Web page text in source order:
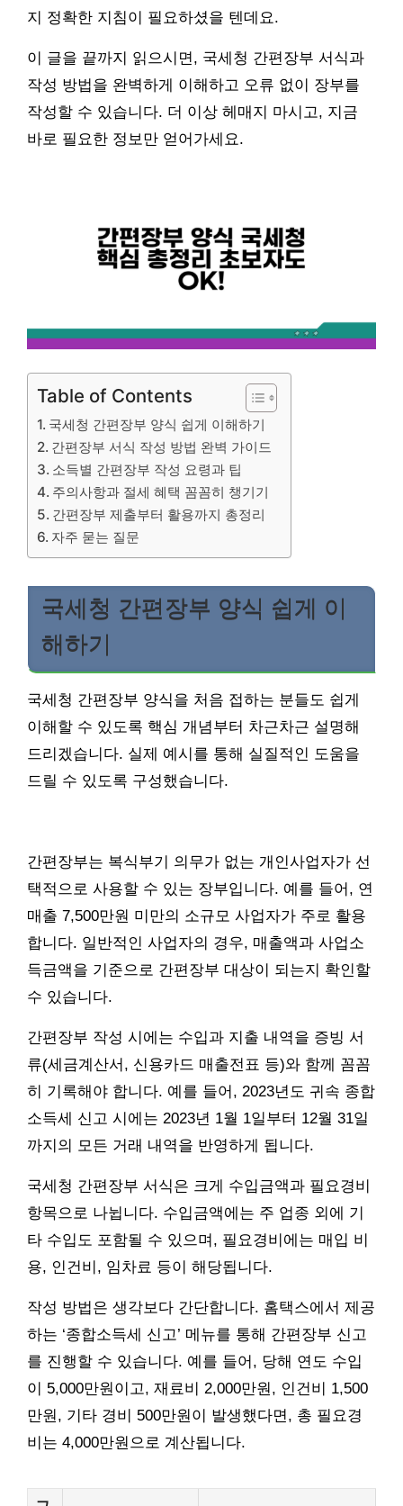
지 정확한 지침이 필요하셨을 텐데요.
이 글을 끝까지 읽으시면, 국세청 간편장부 서식과
작성 방법을 완벽하게 이해하고 오류 없이 장부를
작성할 수 있습니다. 더 이상 헤매지 마시고, 지금
바로 필요한 정보만 얻어가세요.
Table of Contents
국세청 간편장부 양식 쉽게 이해하기
간편장부 서식 작성 방법 완벽 가이드
소득별 간편장부 작성 요령과 팁
주의사항과 절세 혜택 꼼꼼히 챙기기
간편장부 제출부터 활용까지 총정리
자주 묻는 질문
국세청 간편장부 양식 쉽게 이
해하기
국세청 간편장부 양식을 처음 접하는 분들도 쉽게
이해할 수 있도록 핵심 개념부터 차근차근 설명해
드리겠습니다. 실제 예시를 통해 실질적인 도움을
드릴 수 있도록 구성했습니다.
간편장부는 복식부기 의무가 없는 개인사업자가 선
택적으로 사용할 수 있는 장부입니다. 예를 들어, 연
매출 7,500만원 미만의 소규모 사업자가 주로 활용
합니다. 일반적인 사업자의 경우, 매출액과 사업소
득금액을 기준으로 간편장부 대상이 되는지 확인할
수 있습니다.
간편장부 작성 시에는 수입과 지출 내역을 증빙 서
류(세금계산서, 신용카드 매출전표 등)와 함께 꼼꼼
히 기록해야 합니다. 예를 들어, 2023년도 귀속 종합
소득세 신고 시에는 2023년 1월 1일부터 12월 31일
까지의 모든 거래 내역을 반영하게 됩니다.
국세청 간편장부 서식은 크게 수입금액과 필요경비
항목으로 나뉩니다. 수입금액에는 주 업종 외에 기
타 수입도 포함될 수 있으며, 필요경비에는 매입 비
용, 인건비, 임차료 등이 해당됩니다.
작성 방법은 생각보다 간단합니다. 홈택스에서 제공
하는 ‘종합소득세 신고’ 메뉴를 통해 간편장부 신고
를 진행할 수 있습니다. 예를 들어, 당해 연도 수입
이 5,000만원이고, 재료비 2,000만원, 인건비 1,500
만원, 기타 경비 500만원이 발생했다면, 총 필요경
비는 4,000만원으로 계산됩니다.